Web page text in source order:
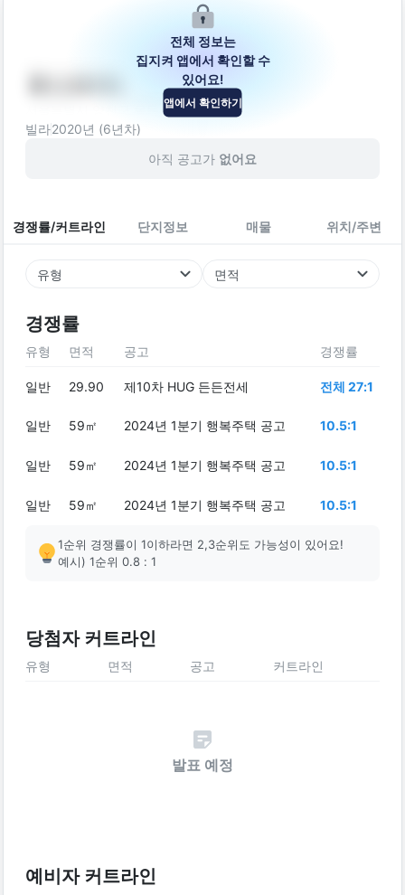
서울특별시 양천구 목동로17길 26
빌라2020년 (6년차)
아직 공고가 없어요
경쟁률/커트라인 단지정보 매물 위치/주변
유형 면적
경쟁률
전체 정보는
집지켜 앱에서 확인할 수
있어요!
앱에서 확인하기
유형 면적 공고 경쟁률
일반 29.90 제10차 HUG 든든전세 전체 27:1
일반 59㎡ 2024년 1분기 행복주택 공고 10.5:1
일반 59㎡ 2024년 1분기 행복주택 공고 10.5:1
일반 59㎡ 2024년 1분기 행복주택 공고 10.5:1
1순위 경쟁률이 1이하라면 2,3순위도 가능성이 있어요!
예시) 1순위 0.8 : 1
당첨자 커트라인
유형 면적 공고 커트라인
발표 예정
예비자 커트라인